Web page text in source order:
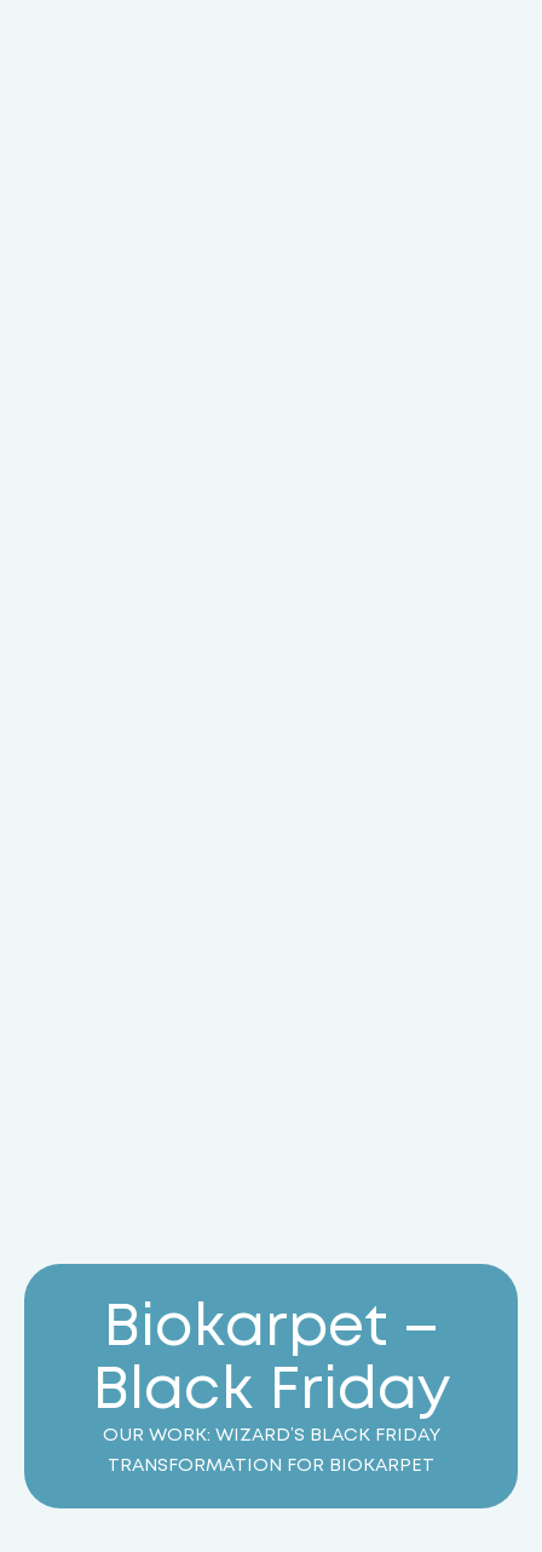
Biokarpet –
Black Friday
OUR WORK: WIZARD’S BLACK FRIDAY
TRANSFORMATION FOR BIOKARPET